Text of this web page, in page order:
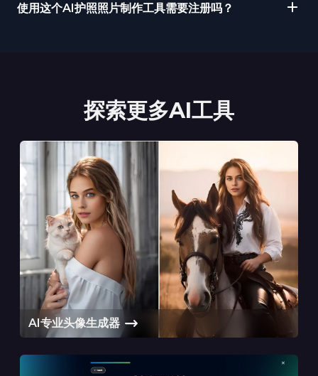
使用这个AI护照照片制作工具需要注册吗？
探索更多AI工具
AI专业头像生成器